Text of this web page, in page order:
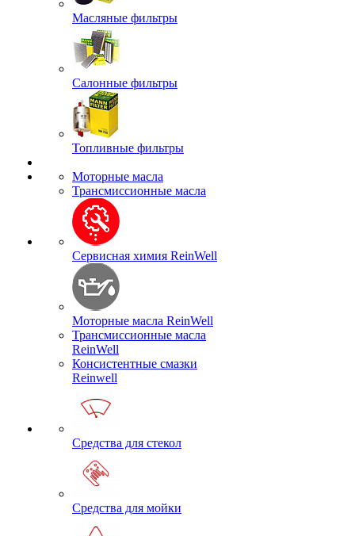
Масляные фильтры
Салонные фильтры
Топливные фильтры
Моторные масла
Трансмиссионные масла
Сервисная химия ReinWell
Моторные масла ReinWell
Трансмиссионные масла
ReinWell
Консистентные смазки
Reinwell
Средства для стекол
Средства для мойки